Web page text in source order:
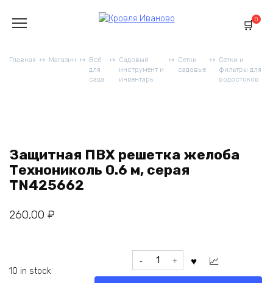
содержанию
0
Главная Магазин
Всё
для
сада
Садовый
инструмент и
инвентарь
Сетки
садовые
Сетки и
фильтры для
водостоков
Защитная ПВХ решетка желоба
Технониколь 0.6 м, серая
TN425662
260,00 ₽
10 in stock
Защитная
ПВХ